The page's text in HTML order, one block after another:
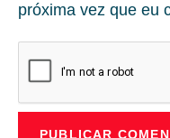
próxima vez que eu